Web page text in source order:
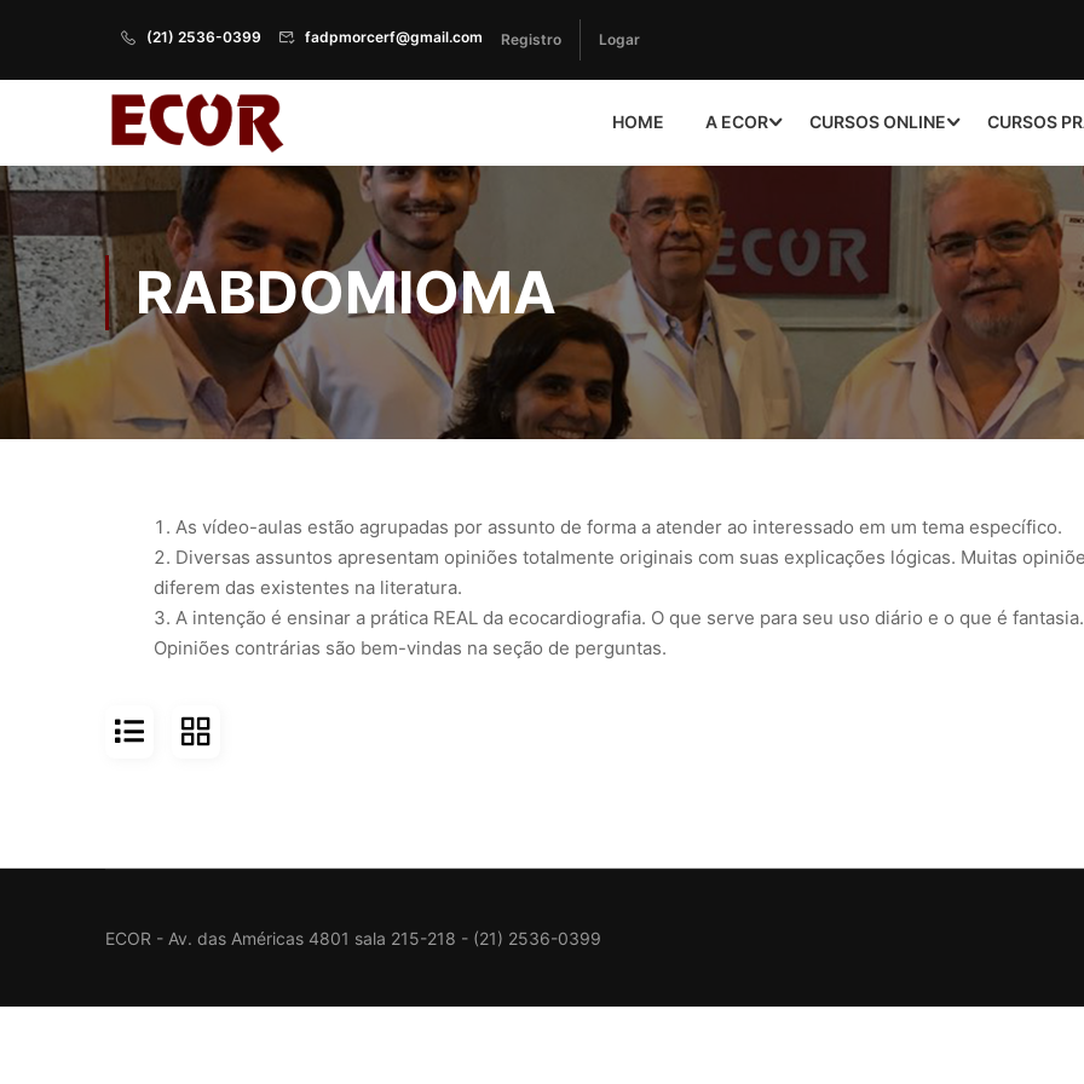
(21) 2536-0399 fadpmorcerf@gmail.com Registro Logar
HOME A ECOR CURSOS ONLINE CURSOS
RABDOMIOMA
As vídeo-aulas estão agrupadas por assunto de forma a atender ao interessado em um tema específico.
Diversas assuntos apresentam opiniões totalmente originais com suas explicações lógicas. Muitas
diferem das existentes na literatura.
A intenção é ensinar a prática REAL da ecocardiografia. O que serve para seu uso diário e o que é fantasia.
Opiniões contrárias são bem-vindas na seção de perguntas.
ECOR - Av. das Américas 4801 sala 215-218 - (21) 2536-0399